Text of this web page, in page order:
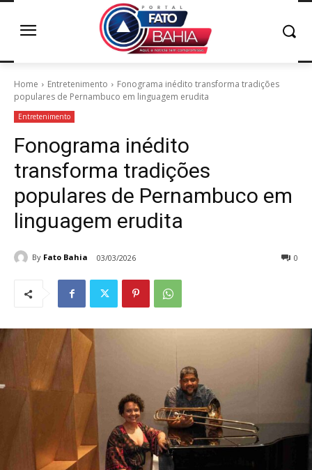
Home Entretenimento
Fonograma inédito transforma tradições
populares de Pernambuco em linguagem erudita
Entretenimento
Fonograma inédito
transforma tradições
populares de Pernambuco em
linguagem erudita
By Fato Bahia 03/03/2026 0